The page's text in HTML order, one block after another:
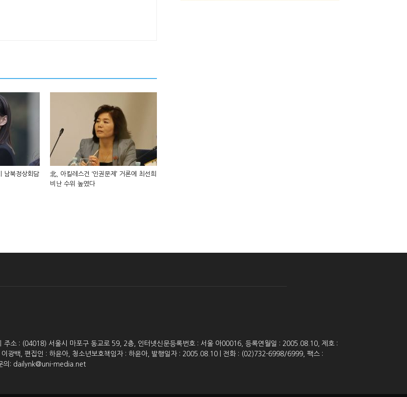
남북정상회담
北, 아킬레스건 ‘인권문제’ 거론에 최선희
비난 수위 높였다
주소 : (04018) 서울시 마포구 동교로 59, 2층, 인터넷신문등록번호 : 서울 아00016, 등록연월일 : 2005.08.10, 제호 :
이광백, 편집인 : 하윤아, 청소년보호책임자 : 하윤아, 발행일자 : 2005.08.10 | 전화 : (02)732-6998/6999, 팩스 :
의: dailynk@uni-media.net